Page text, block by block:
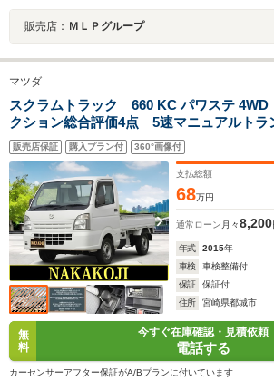
販売店： ＭＬＰグループ
マツダ
スクラムトラック 660 KC パワステ
クション総合評価4点 5速マニュアルトラ
ン エアバッグ パワステ 純正ラジオ 4
軽トラ 6か月保証付
販売店保証 購入プラン付 360°画像付
支払総額
68万円
通常ローン 月々8,200
年式 2015年
車検
車検整備付
保証
保証付
住所
宮崎県都城市
無
料
今すぐ在庫確認・見積依頼
電話する
カーセンサーアフター保証がA/Bプランに付いています